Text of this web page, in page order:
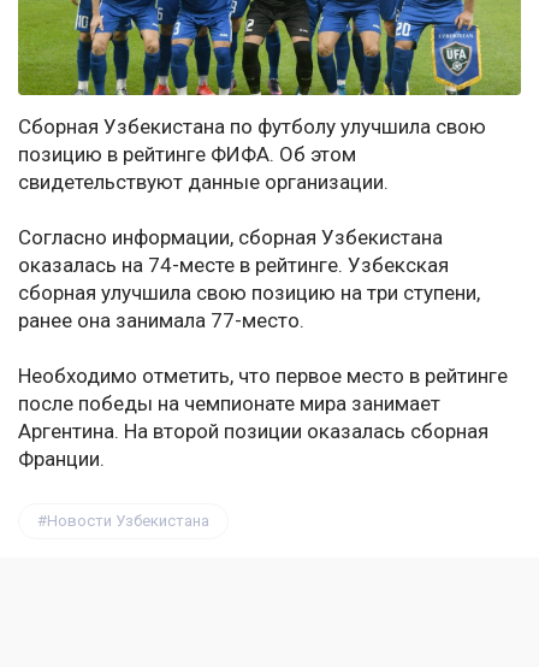
Сборная Узбекистана по футболу улучшила свою
позицию в рейтинге ФИФА. Об этом
свидетельствуют данные организации.
Согласно информации, сборная Узбекистана
оказалась на 74-месте в рейтинге. Узбекская
сборная улучшила свою позицию на три ступени,
ранее она занимала 77-место.
Необходимо отметить, что первое место в рейтинге
после победы на чемпионате мира занимает
Аргентина. На второй позиции оказалась сборная
Франции.
Новости Узбекистана